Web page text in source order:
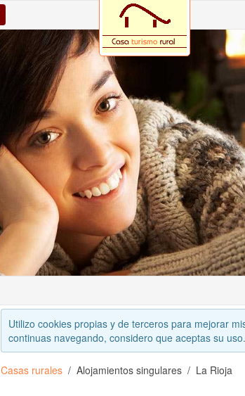
Utilizo cookies propias y de terceros para mejorar
continuas navegando, considero que aceptas su uso.
Casas rurales Alojamientos singulares La Rioja